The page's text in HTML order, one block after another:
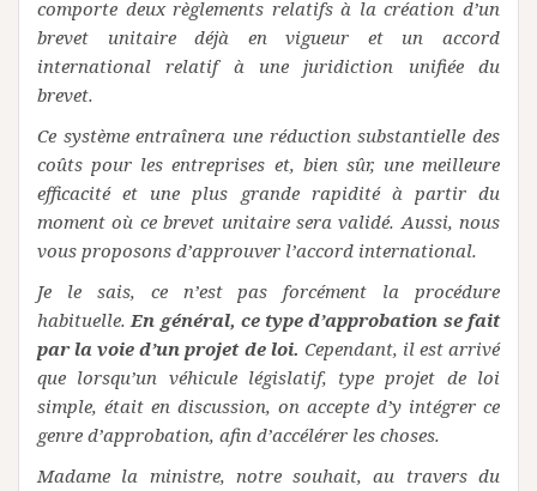
comporte deux règlements relatifs à la création d’un
brevet unitaire déjà en vigueur et un accord
international relatif à une juridiction unifiée du
brevet.
Ce système entraînera une réduction substantielle des
coûts pour les entreprises et, bien sûr, une meilleure
efficacité et une plus grande rapidité à partir du
moment où ce brevet unitaire sera validé. Aussi, nous
vous proposons d’approuver l’accord international.
Je le sais, ce n’est pas forcément la procédure
habituelle.En général, ce type d’approbation se fait
par la voie d’un projet de loi. Cependant, il est arrivé
que lorsqu’un véhicule législatif, type projet de loi
simple, était en discussion, on accepte d’y intégrer ce
genre d’approbation, afin d’accélérer les choses.
Madame la ministre, notre souhait, au travers du